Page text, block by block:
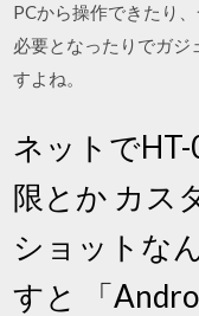
PCから操作できたり
必要となったりでガジ
すよね。
ネットで
限とか カス
ショットな
すと 「